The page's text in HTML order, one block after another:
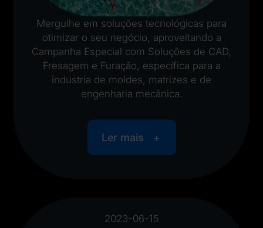
Mergulhe em soluções tecnológicas para
otimizar o seu negócio, aproveitando a
Campanha Especial com Soluções de CAD,
Fresagem e Furação, específica para a
indústria de moldes, matrizes e de
engenharia mecânica.
Ler mais
2023-06-15